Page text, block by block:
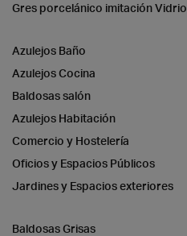
Gres porcelánico imitación Vidrio
Azulejos Baño
Azulejos Cocina
Baldosas salón
Azulejos Habitación
Comercio y Hostelería
Oficios y Espacios Públicos
Jardines y Espacios exteriores
Baldosas Grisas